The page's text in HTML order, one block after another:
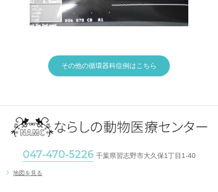
その他の循環器科症例はこちら
047-470-5226 千葉県習志野市大久保1丁目1-40
地図を見る